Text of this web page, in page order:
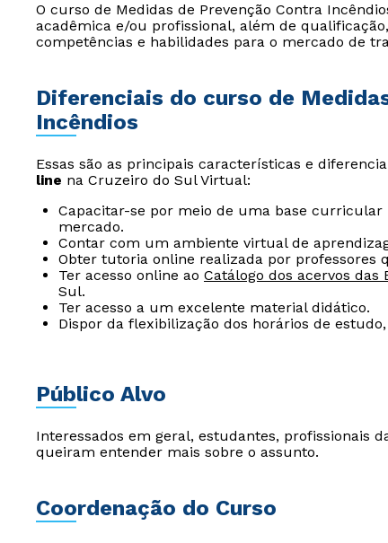
O curso de Medidas de Prevenção Contra
acadêmica e/ou profissional, além de
competências e habilidades para o mercado de
Diferenciais do curso de
Incêndios
Essas são as principais características e
line na Cruzeiro do Sul Virtual:
Capacitar-se por meio de uma base
mercado.
Contar com um ambiente virtual de
Obter tutoria online realizada por professores
Ter acesso online ao Catálogo dos acervos das
Sul.
Ter acesso a um excelente material didático.
Dispor da flexibilização dos horários de
Público Alvo
Interessados em geral, estudantes, profissionais
queiram entender mais sobre o assunto.
Coordenação do Curso